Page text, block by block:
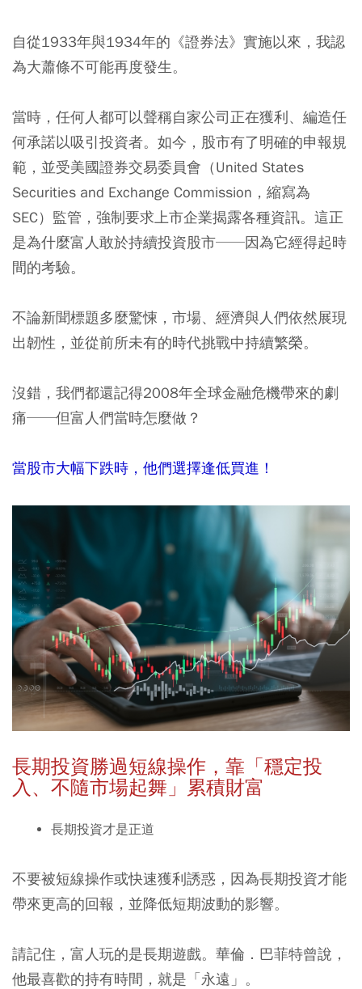
自從1933年與1934年的《證券法》實施以來，我認
為大蕭條不可能再度發生。
當時，任何人都可以聲稱自家公司正在獲利、編造任
何承諾以吸引投資者。如今，股市有了明確的申報規
範，並受美國證券交易委員會（United States
Securities and Exchange Commission，縮寫為
SEC）監管，強制要求上市企業揭露各種資訊。這正
是為什麼富人敢於持續投資股市──因為它經得起時
間的考驗。
不論新聞標題多麼驚悚，市場、經濟與人們依然展現
出韌性，並從前所未有的時代挑戰中持續繁榮。
沒錯，我們都還記得2008年全球金融危機帶來的劇
痛──但富人們當時怎麼做？
當股市大幅下跌時，他們選擇逢低買進！
長期投資勝過短線操作，靠「穩定投
入、不隨市場起舞」累積財富
長期投資才是正道
不要被短線操作或快速獲利誘惑，因為長期投資才能
帶來更高的回報，並降低短期波動的影響。
請記住，富人玩的是長期遊戲。華倫．巴菲特曾說，
他最喜歡的持有時間，就是「永遠」。